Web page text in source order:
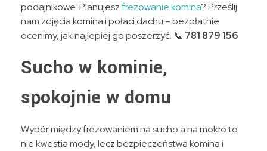
podajnikowe. Planujeszfrezowanie komina? Prześlij
nam zdjęcia komina i połaci dachu – bezpłatnie
ocenimy, jak najlepiej go poszerzyć. 📞 781 879 156
Sucho w kominie,
spokojnie w domu
Wybór między frezowaniem na sucho a na mokro to
nie kwestia mody, lecz bezpieczeństwa komina i